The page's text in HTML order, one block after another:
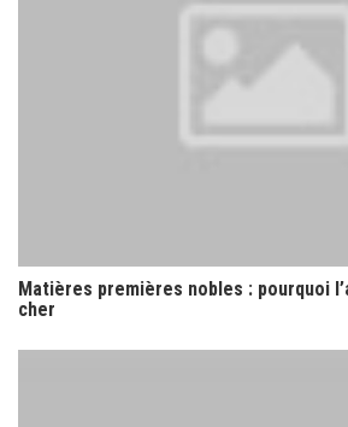
Matières premières nobles : pourquoi
cher